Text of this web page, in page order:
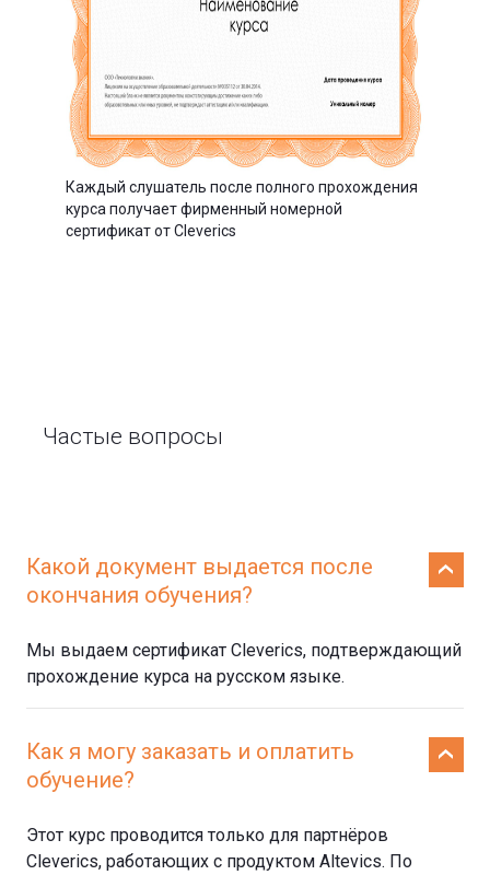
Каждый слушатель после полного прохождения
курса получает фирменный номерной
сертификат от Cleverics
Частые вопросы
Какой документ выдается после
окончания обучения?
Мы выдаем сертификат Cleverics, подтверждающий
прохождение курса на русском языке.
Как я могу заказать и оплатить
обучение?
Этот курс проводится только для партнёров
Cleverics, работающих с продуктом Altevics. По